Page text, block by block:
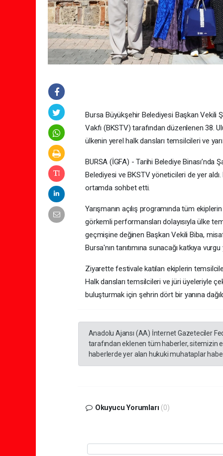
Bursa Büyükşehir Belediyesi Başkan Vekili
Vakfı (BKSTV) tarafından düzenlenen 38.
ülkenin yerel halk dansları temsilcileri ve
BURSA (İGFA) - Tarihi Belediye Binası’nda
Belediyesi ve BKSTV yöneticileri de yer
ortamda sohbet etti.
Yarışmanın açılış programında tüm
görkemli performansları dolayısıyla ülke
geçmişine değinen Başkan Vekili Biba,
Bursa'nın tanıtımına sunacağı katkıya vurgu
Ziyarette festivale katılan ekiplerin
Halk dansları temsilcileri ve jüri üyeleriyle
buluşturmak için şehrin dört bir yanına
Anadolu Ajansı (AA) İnternet Gazeteciler
tarafından eklenen tüm haberler, sitemizin
haberlerde yer alan hukuki muhataplar
Okuyucu Yorumları (0)